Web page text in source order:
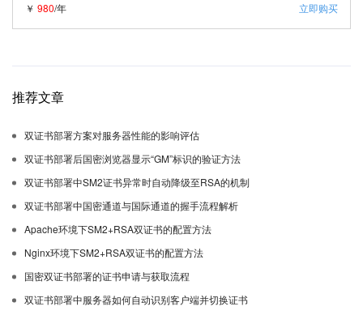
立即购买
￥ 980/年
推荐文章
双证书部署方案对服务器性能的影响评估
双证书部署后国密浏览器显示“GM”标识的验证方法
双证书部署中SM2证书异常时自动降级至RSA的机制
双证书部署中国密通道与国际通道的握手流程解析
Apache环境下SM2+RSA双证书的配置方法
Nginx环境下SM2+RSA双证书的配置方法
国密双证书部署的证书申请与获取流程
双证书部署中服务器如何自动识别客户端并切换证书